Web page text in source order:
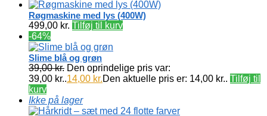
Røgmaskine med lys (400W)
499,00 kr. Tilføj til kurv
-64%
Slime blå og grøn
39,00kr. Den oprindelige pris var:
39,00 kr..14,00 kr.Den aktuelle pris er: 14,00 kr.. Tilføj til
kurv
Ikke på lager